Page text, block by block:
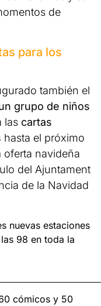
de
para los
también el
grupo de niños
las cartas
hasta el próximo
oferta navideña
del Ajuntament
de la Navidad
nuevas estaciones
98 en toda la
cómicos y 50